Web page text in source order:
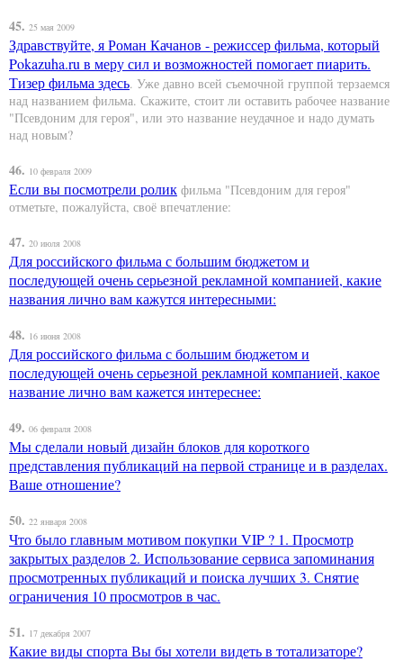
45. 25 мая 2009
Здравствуйте, я Роман Качанов - режиссер фильма, который
Pokazuha.ru в меру сил и возможностей помогает пиарить.
Тизер фильма здесь. Уже давно всей съемочной группой терзаемся
над названием фильма. Скажите, стоит ли оставить рабочее название
"Псевдоним для героя", или это название неудачное и надо думать
над новым?
46. 10 февраля 2009
Если вы посмотрели ролик фильма "Псевдоним для героя"
отметьте, пожалуйста, своё впечатление:
47. 20 июля 2008
Для российского фильма с большим бюджетом и
последующей очень серьезной рекламной компанией, какие
названия лично вам кажутся интересными:
48. 16 июня 2008
Для российского фильма с большим бюджетом и
последующей очень серьезной рекламной компанией, какое
название лично вам кажется интереснее:
49. 06 февраля 2008
Мы сделали новый дизайн блоков для короткого
представления публикаций на первой странице и в разделах.
Ваше отношение?
50. 22 января 2008
Что было главным мотивом покупки VIP ? 1. Просмотр
закрытых разделов 2. Использование сервиса запоминания
просмотренных публикаций и поиска лучших 3. Снятие
ограничения 10 просмотров в час.
51. 17 декабря 2007
Какие виды спорта Вы бы хотели видеть в тотализаторе?